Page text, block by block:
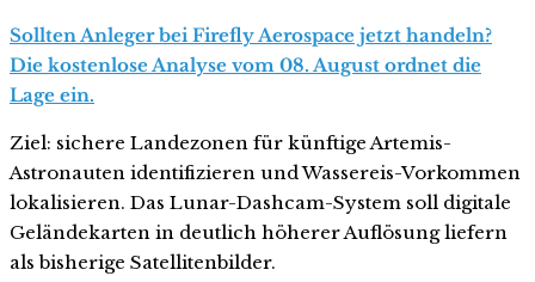
Sollten Anleger bei Firefly Aerospace jetzt handeln?
Die kostenlose Analyse vom 08. August ordnet die
Lage ein.
Ziel: sichere Landezonen für künftige Artemis-
Astronauten identifizieren und Wassereis-Vorkommen
lokalisieren. Das Lunar-Dashcam-System soll digitale
Geländekarten in deutlich höherer Auflösung liefern
als bisherige Satellitenbilder.